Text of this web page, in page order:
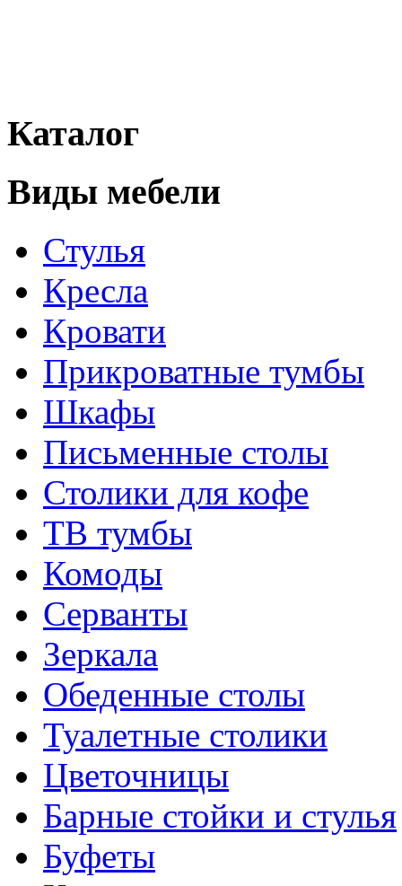
Каталог
Виды мебели
Стулья
Кресла
Кровати
Прикроватные тумбы
Шкафы
Письменные столы
Столики для кофе
ТВ тумбы
Комоды
Серванты
Зеркала
Обеденные столы
Туалетные столики
Цветочницы
Барные стойки и стулья
Буфеты